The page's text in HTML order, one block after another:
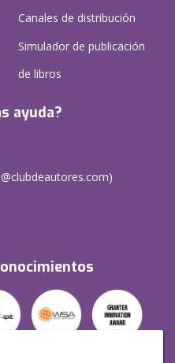
Canales de distribución
Simulador de publicación
de libros
ayuda?
)